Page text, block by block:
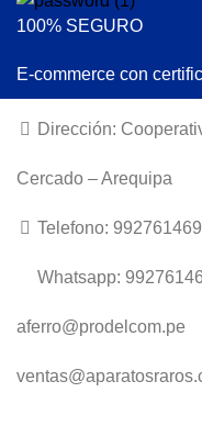
100% SEGURO
E-commerce con
Dirección:
Cercado – Arequipa
Telefono: 992761469
Whatsapp:
aferro@prodelcom.pe